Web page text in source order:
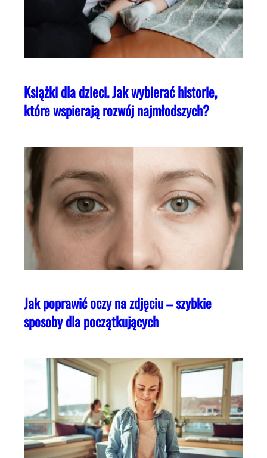
Książki dla dzieci. Jak wybierać historie,
które wspierają rozwój najmłodszych?
Jak poprawić oczy na zdjęciu – szybkie
sposoby dla początkujących